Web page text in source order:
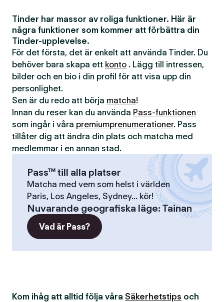
Tinder har massor av roliga funktioner. Här är
några funktioner som kommer att förbättra din
Tinder-upplevelse.
För det första, det är enkelt att använda Tinder. Du
behöver bara skapa ett konto . Lägg till intressen,
bilder och en bio i din profil för att visa upp din
personlighet.
Sen är du redo att börja matcha!
Innan du reser kan du använda Pass-funktionen
som ingår i våra premiumprenumerationer. Pass
tillåter dig att ändra din plats och matcha med
medlemmar i en annan stad.
Pass™ till alla platser
Matcha med vem som helst i världen
Paris, Los Angeles, Sydney... kör!
Nuvarande geografiska läge: Tainan
Vad är Pass?
Kom ihåg att alltid följa våra Säkerhetstips och